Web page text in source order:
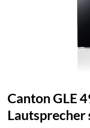
Canton GLE
Lautsprecher